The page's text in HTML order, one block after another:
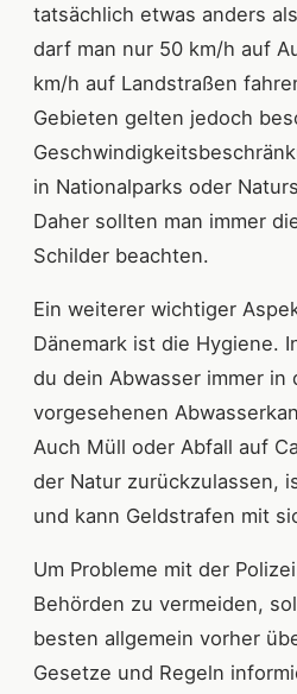
tatsächlich etwas anders
darf man nur 50 km/h auf
km/h auf Landstraßen
Gebieten gelten jedoch
in Nationalparks oder
Daher sollten man immer
Schilder beachten.
Ein weiterer wichtiger
Dänemark ist die Hygiene.
du dein Abwasser immer in
vorgesehenen
Auch Müll oder Abfall auf
der Natur zurückzulassen,
und kann Geldstrafen mit
Um Probleme mit der
Behörden zu vermeiden,
besten allgemein vorher
Gesetze und Regeln